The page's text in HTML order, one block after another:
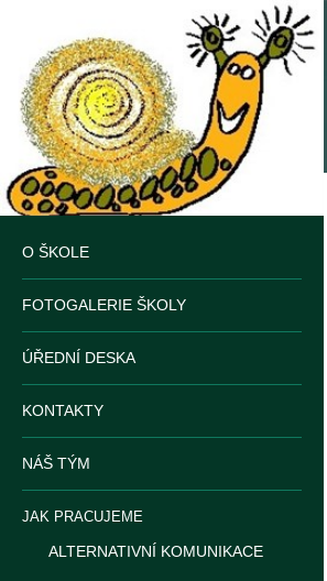
O ŠKOLE
FOTOGALERIE ŠKOLY
ÚŘEDNÍ DESKA
KONTAKTY
NÁŠ TÝM
JAK PRACUJEME
ALTERNATIVNÍ KOMUNIKACE